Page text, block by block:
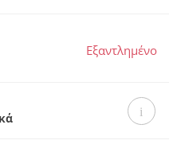
Εξαντλημένο